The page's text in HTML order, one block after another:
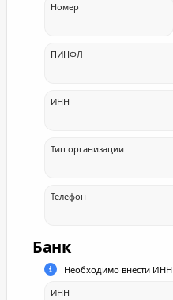
Номер
ПИНФЛ
ИНН
Тип организации
Телефон
Банк
Необходимо внести
ИНН